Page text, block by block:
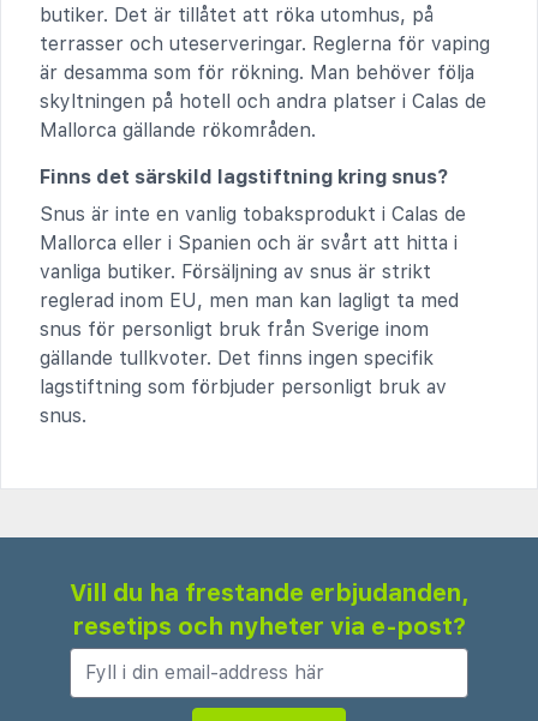
butiker. Det är tillåtet att röka utomhus, på
terrasser och uteserveringar. Reglerna för vaping
är desamma som för rökning. Man behöver följa
skyltningen på hotell och andra platser i Calas de
Mallorca gällande rökområden.
Finns det särskild lagstiftning kring snus?
Snus är inte en vanlig tobaksprodukt i Calas de
Mallorca eller i Spanien och är svårt att hitta i
vanliga butiker. Försäljning av snus är strikt
reglerad inom EU, men man kan lagligt ta med
snus för personligt bruk från Sverige inom
gällande tullkvoter. Det finns ingen specifik
lagstiftning som förbjuder personligt bruk av
snus.
Vill du ha frestande erbjudanden,
resetips och nyheter via e-post?